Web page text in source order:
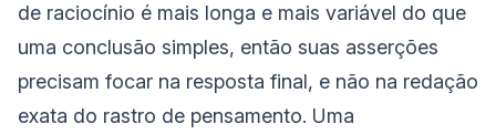
de raciocínio é mais longa e mais variável do que
uma conclusão simples, então suas asserções
precisam focar na resposta final, e não na redação
exata do rastro de pensamento. Uma